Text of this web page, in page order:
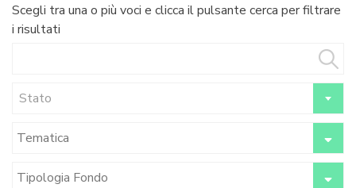
Scegli tra una o più voci e clicca il pulsante cerca per filtrare
i risultati
Stato